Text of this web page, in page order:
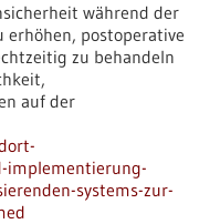
während der
erhöhen, postoperative
zu behandeln
auf der
systems-zur-